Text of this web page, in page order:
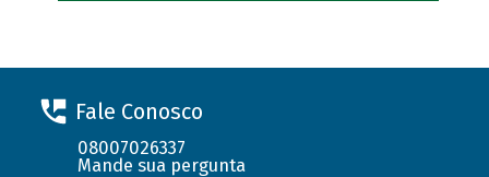
Fale Conosco
08007026337
Mande sua pergunta